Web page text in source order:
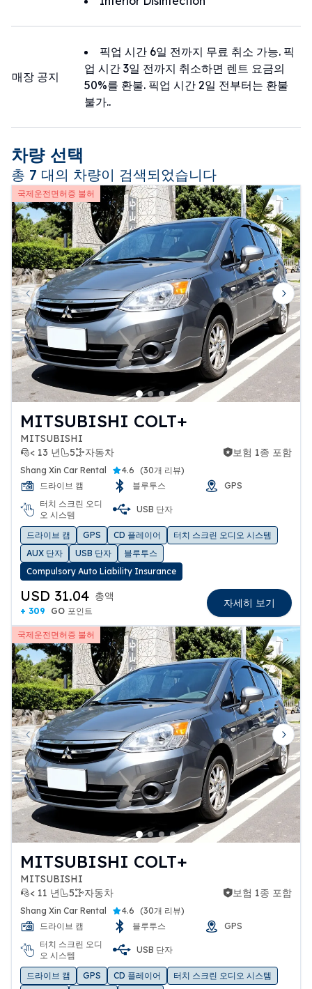
매장 공지
픽업 시간 6일 전까지 무료 취소 가능. 픽
업 시간 3일 전까지 취소하면 렌트 요금의
50%를 환불. 픽업 시간 2일 전부터는 환불
불가..
차량 선택
총 7 대의 차량이 검색되었습니다
국제운전면허증 불허
Previous slide Next
MITSUBISHI COLT+
MITSUBISHI
< 13 년
5 자동차
보험 1종 포함 보험 1종 포함
Shang Xin Car Rental 4.6 (30개 리뷰)
드라이브 캠
블루투스
GPS
터치 스크린 오디
오 시스템
USB 단자
드라이브 캠 GPS CD 플레이어
터치 스크린 오디오 시스템
AUX 단자
USB 단자
블루투스
Compulsory Auto Liability Insurance
USD 31.04 총액
+ 309 GO 포인트
자세히 보기
국제운전면허증 불허
Previous slide Next
MITSUBISHI COLT+
MITSUBISHI
< 11 년
5 자동차
보험 1종 포함 보험 1종 포함
Shang Xin Car Rental 4.6 (30개 리뷰)
드라이브 캠
블루투스
GPS
터치 스크린 오디
오 시스템
USB 단자
드라이브 캠 GPS CD 플레이어
터치 스크린 오디오 시스템